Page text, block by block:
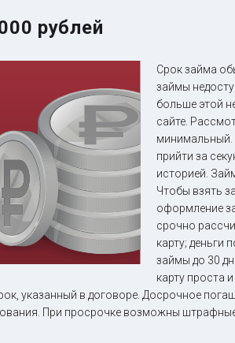
рублей
Срок займа
займы
больше этой
сайте.
минимальный.
прийти за
историей.
Чтобы взять
оформление
срочно
карту; деньги
займы до 30
карту проста
указанный в договоре. Досрочное
При просрочке возможны штрафные